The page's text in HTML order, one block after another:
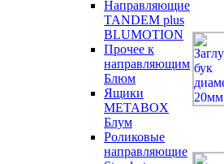
Направляющие
TANDEM plus
BLUMOTION
Прочее к
направляющим
Блюм
Ящики
METABOX
Блум
Роликовые
направляющие